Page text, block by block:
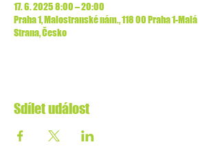
17. 6. 2025 8:00 – 20:00
Praha 1, Malostranské nám., 118 00 Praha 1-Malá
Strana, Česko
Sdílet událost